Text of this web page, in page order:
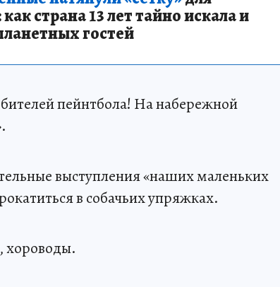
страна 13 лет тайно искала и
гостей
пейнтбола! На набережной
выступления «наших маленьких
в собачьих упряжках.
хороводы.